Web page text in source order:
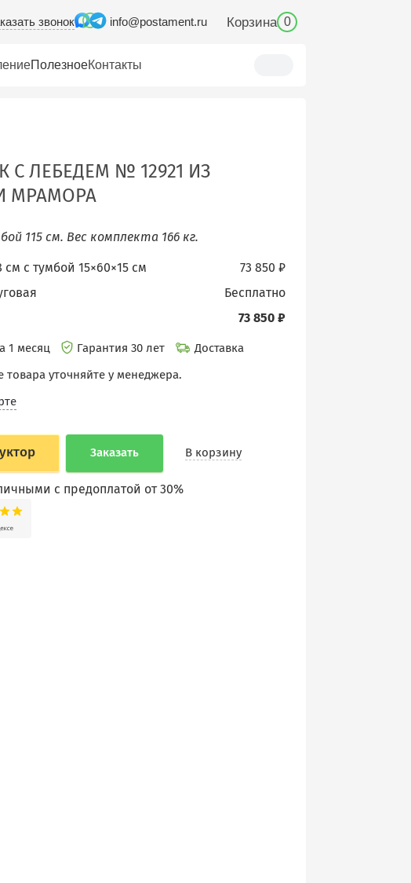
звонок info@postament.ru Корзина 0
ПолезноеКонтакты
С ЛЕБЕДЕМ № 12921 ИЗ
МРАМОРА
115 см. Вес комплекта 166 кг.
73 850 ₽
см с тумбой 15×60×15 см
бесплатно
73 850 ₽
1 месяц Гарантия 30 лет
Доставка
уточняйте у менеджера.
Заказать В корзину
с предоплатой от 30%